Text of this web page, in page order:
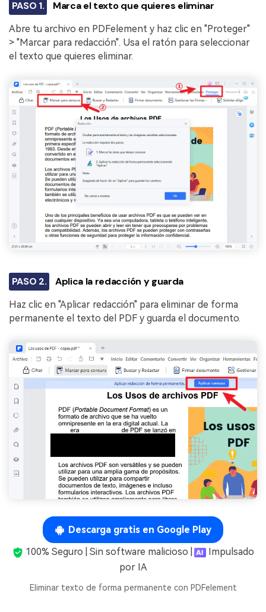
PASO 1. Marca el texto que quieres eliminar
Abre tu archivo en PDFelement y haz clic en "Proteger"
> "Marcar para redacción". Usa el ratón para seleccionar
el texto que quieres eliminar.
PASO 2. Aplica la redacción y guarda
Haz clic en "Aplicar redacción" para eliminar de forma
permanente el texto del PDF y guarda el documento.
Descarga gratis en Google Play
100% Seguro | Sin software malicioso |
Impulsado
por IA
Eliminar texto de forma permanente con PDFelement